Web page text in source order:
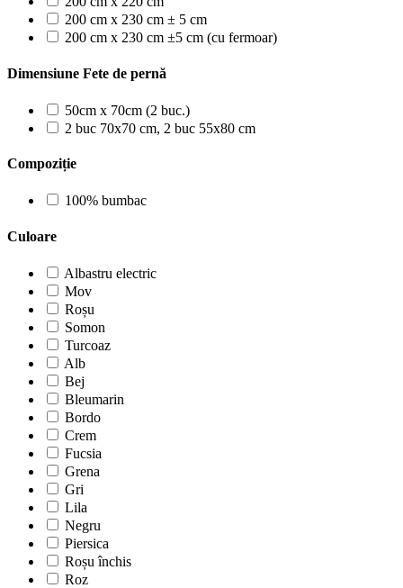
200 cm x 230 cm ± 5 cm
200 cm x 230 cm ±5 cm (cu fermoar)
Dimensiune Fete de pernă
50cm x 70cm (2 buc.)
2 buc 70x70 cm, 2 buc 55x80 cm
Compoziție
100% bumbac
Culoare
Albastru electric
Mov
Roșu
Somon
Turcoaz
Alb
Bej
Bleumarin
Bordo
Crem
Fucsia
Grena
Gri
Lila
Negru
Piersica
Roșu închis
Roz